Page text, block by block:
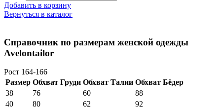
Добавить в корзину
Вернуться в каталог
Справочник по размерам женской одежды
Avelontailor
Рост 164-166
Размер Обхват Груди Обхват Талии Обхват Бёдер
38
76 60
88
40
80 62
92